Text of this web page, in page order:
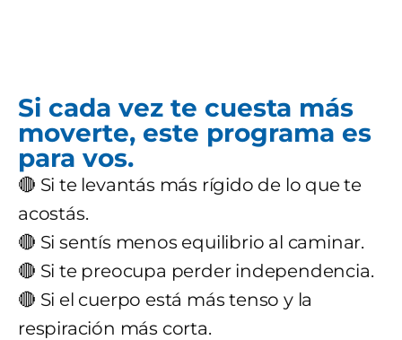
Si cada vez te cuesta más
moverte, este programa es
para vos.
🔴 Si te levantás más rígido de lo que te
acostás.
🔴 Si sentís menos equilibrio al caminar.
🔴 Si te preocupa perder independencia.
🔴 Si el cuerpo está más tenso y la
respiración más corta.